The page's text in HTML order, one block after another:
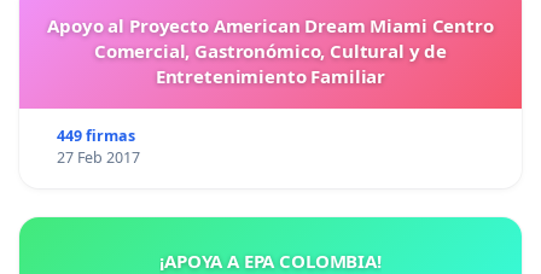
Apoyo al Proyecto American Dream Miami Centro
Comercial, Gastronómico, Cultural y de
Entretenimiento Familiar
449 firmas
27 Feb 2017
¡APOYA A EPA COLOMBIA!